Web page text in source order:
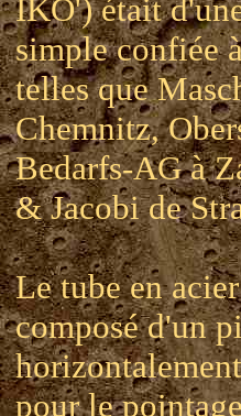
IKO') était
simple confiée
telles que
Chemnitz,
Bedarfs-AG à
& Jacobi de
Le tube en
composé d'un
pour le